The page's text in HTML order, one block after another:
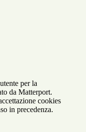
per la
da Matterport.
cookies
in precedenza.